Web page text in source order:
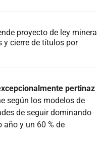
proyecto de ley minera
y cierre de títulos por
pertinaz
según los modelos de
de seguir dominando
y un 60 % de